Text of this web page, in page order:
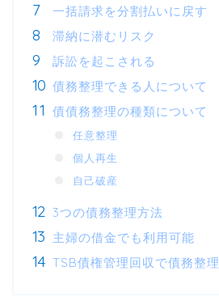
一括請求を分割払いに戻す
滞納に潜むリスク
訴訟を起こされる
債務整理できる人について
債債務整理の種類について
任意整理
個人再生
自己破産
3つの債務整理方法
主婦の借金でも利用可能
TSB債権管理回収で債務整理